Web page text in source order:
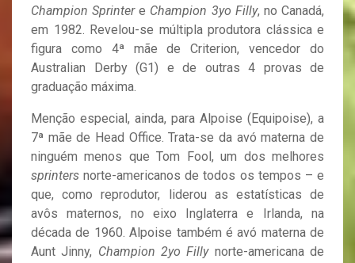
Champion Sprintere Champion 3yo Filly, no Canadá,
em 1982. Revelou-se múltipla produtora clássica e
figura como 4ª mãe de Criterion, vencedor do
Australian Derby (G1) e de outras 4 provas de
graduação máxima.
Menção especial, ainda, para Alpoise (Equipoise), a
7ª mãe de Head Office. Trata-se da avó materna de
ninguém menos que Tom Fool, um dos melhores
sprinters norte-americanos de todos os tempos – e
que, como reprodutor, liderou as estatísticas de
avôs maternos, no eixo Inglaterra e Irlanda, na
década de 1960. Alpoise também é avó materna de
Aunt Jinny, Champion 2yo Fillynorte-americana de